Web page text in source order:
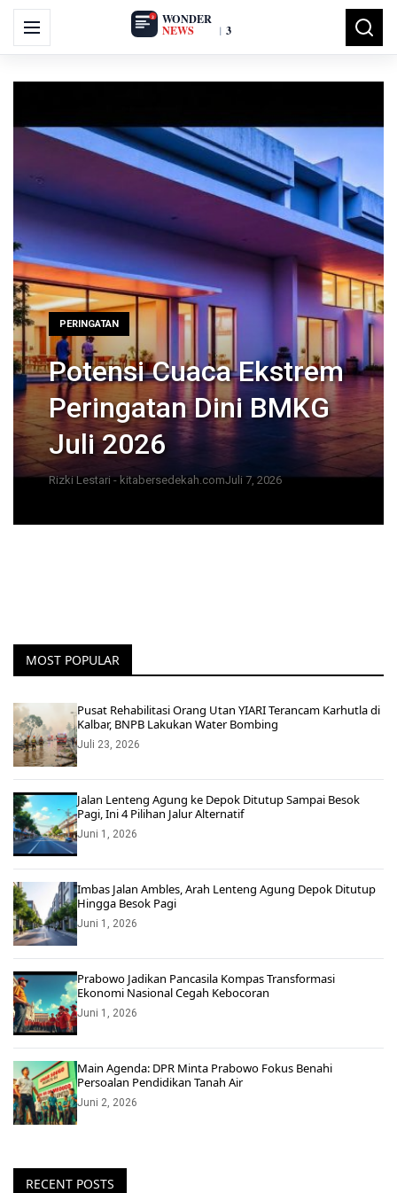
Menu
Search
for:
PERINGATAN
Potensi Cuaca Ekstrem
Peringatan Dini BMKG
Juli 2026
Rizki Lestari - kitabersedekah.comJuli 7, 2026
MOST POPULAR
Pusat Rehabilitasi Orang Utan YIARI Terancam Karhutla di
Kalbar, BNPB Lakukan Water Bombing
Juli 23, 2026
Jalan Lenteng Agung ke Depok Ditutup Sampai Besok
Pagi, Ini 4 Pilihan Jalur Alternatif
Juni 1, 2026
Imbas Jalan Ambles, Arah Lenteng Agung Depok Ditutup
Hingga Besok Pagi
Juni 1, 2026
Prabowo Jadikan Pancasila Kompas Transformasi
Ekonomi Nasional Cegah Kebocoran
Juni 1, 2026
Main Agenda: DPR Minta Prabowo Fokus Benahi
Persoalan Pendidikan Tanah Air
Juni 2, 2026
RECENT POSTS